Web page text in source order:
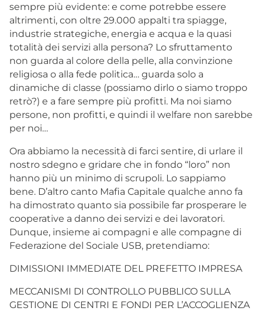
sempre più evidente: e come potrebbe essere
altrimenti, con oltre 29.000 appalti tra spiagge,
industrie strategiche, energia e acqua e la quasi
totalità dei servizi alla persona? Lo sfruttamento
non guarda al colore della pelle, alla convinzione
religiosa o alla fede politica… guarda solo a
dinamiche di classe (possiamo dirlo o siamo troppo
retrò?) e a fare sempre più profitti. Ma noi siamo
persone, non profitti, e quindi il welfare non sarebbe
per noi…
Ora abbiamo la necessità di farci sentire, di urlare il
nostro sdegno e gridare che in fondo “loro” non
hanno più un minimo di scrupoli. Lo sappiamo
bene. D’altro canto Mafia Capitale qualche anno fa
ha dimostrato quanto sia possibile far prosperare le
cooperative a danno dei servizi e dei lavoratori.
Dunque, insieme ai compagni e alle compagne di
Federazione del Sociale USB, pretendiamo:
DIMISSIONI IMMEDIATE DEL PREFETTO IMPRESA
MECCANISMI DI CONTROLLO PUBBLICO SULLA
GESTIONE DI CENTRI E FONDI PER L’ACCOGLIENZA